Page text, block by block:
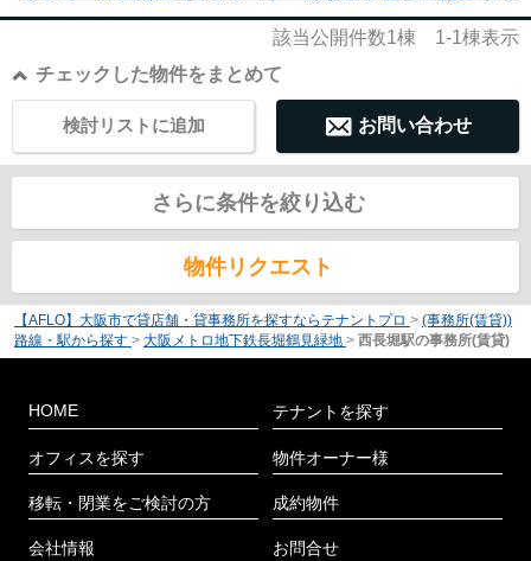
該当公開件数1棟 1-1棟表示
チェックした物件をまとめて
お問い合わせ
検討リストに追加
さらに条件を絞り込む
物件リクエスト
【AFLO】大阪市で貸店舗・貸事務所を探すならテナントプロ > (事務所(賃貸))
路線・駅から探す > 大阪メトロ地下鉄長堀鶴見緑地 > 西長堀駅の事務所(賃貸)
HOME
オフィスを探す
移転・閉業をご検討の方
会社情報
テナントを探す
物件オーナー様
成約物件
お問合せ